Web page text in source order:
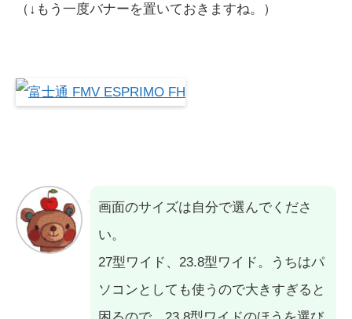
（↓もう一度バナーを置いておきますね。）
画面のサイズは自分で選んでくださ
い。
27型ワイド、23.8型ワイド。うちはパ
ソコンとしても使うので大きすぎると